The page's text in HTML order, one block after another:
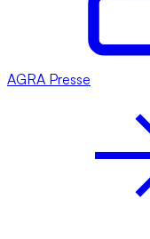
AGRA Presse